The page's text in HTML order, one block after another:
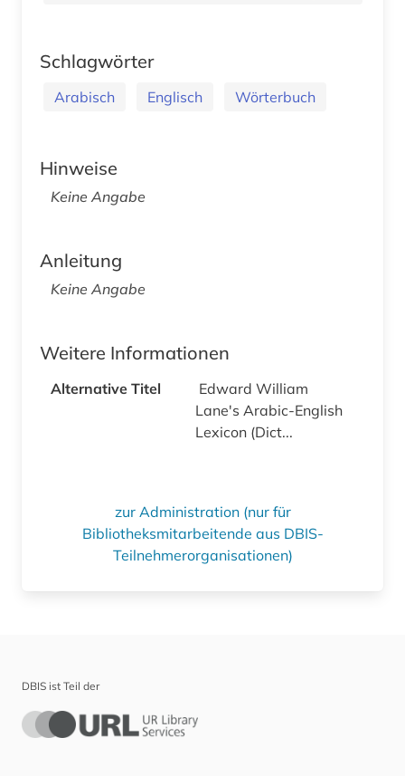
Schlagwörter
Arabisch Englisch Wörterbuch
Hinweise
Keine Angabe
Anleitung
Keine Angabe
Weitere Informationen
Alternative Titel
Edward William
Lane's Arabic-English
Lexicon (Dict...
zur Administration (nur für
Bibliotheksmitarbeitende aus DBIS-
Teilnehmerorganisationen)
DBIS ist Teil der